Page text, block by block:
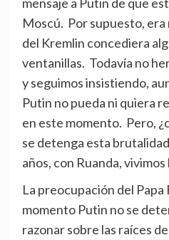
Moscú. Por supuesto,
del Kremlin concediera
ventanillas. Todavía no
y seguimos insistiendo,
Putin no pueda ni quiera
en este momento. Pero,
se detenga esta
años, con Ruanda,
La preocupación del Papa
momento Putin no se
razonar sobre las raíces